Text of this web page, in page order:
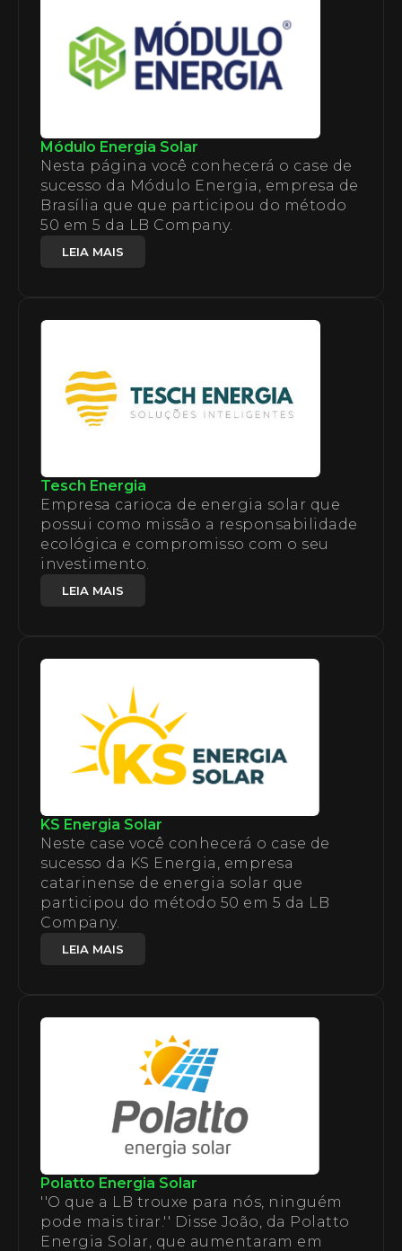
Módulo Energia Solar
Nesta página você conhecerá o case de
sucesso da Módulo Energia, empresa de
Brasília que que participou do método
50 em 5 da LB Company.
LEIA MAIS
Tesch Energia
Empresa carioca de energia solar que
possui como missão a responsabilidade
ecológica e compromisso com o seu
investimento.
LEIA MAIS
KS Energia Solar
Neste case você conhecerá o case de
sucesso da KS Energia, empresa
catarinense de energia solar que
participou do método 50 em 5 da LB
Company.
LEIA MAIS
Polatto Energia Solar
''O que a LB trouxe para nós, ninguém
pode mais tirar.'' Disse João, da Polatto
Energia Solar, que aumentaram em